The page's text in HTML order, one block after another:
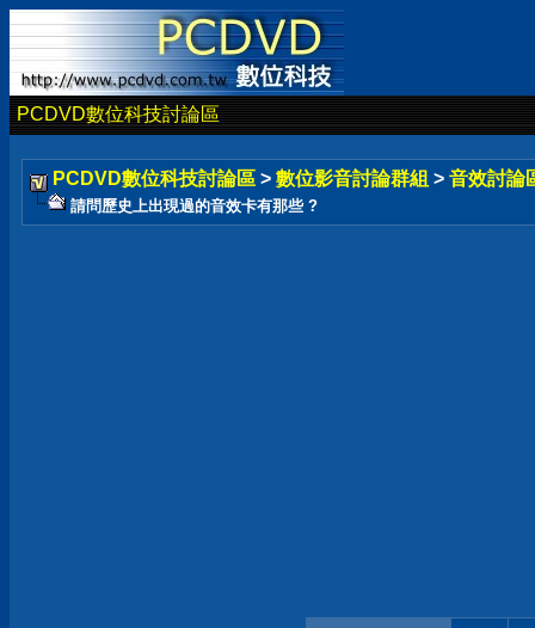
PCDVD數位科技討論區
PCDVD數位科技討論區 > 數位影音討論群組 > 音效討論
請問歷史上出現過的音效卡有那些 ?